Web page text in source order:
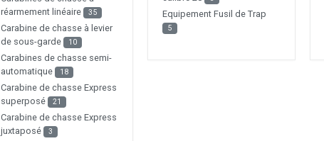
réarmement linéaire
35
Carabine de chasse à levier
de sous-garde
10
Carabines de chasse semi-
automatique
18
Carabine de chasse Express
superposé
21
Carabine de chasse Express
juxtaposé
3
Equipement Fusil de Trap
5